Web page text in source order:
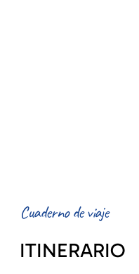
Cuaderno de viaje
ITINERARIO